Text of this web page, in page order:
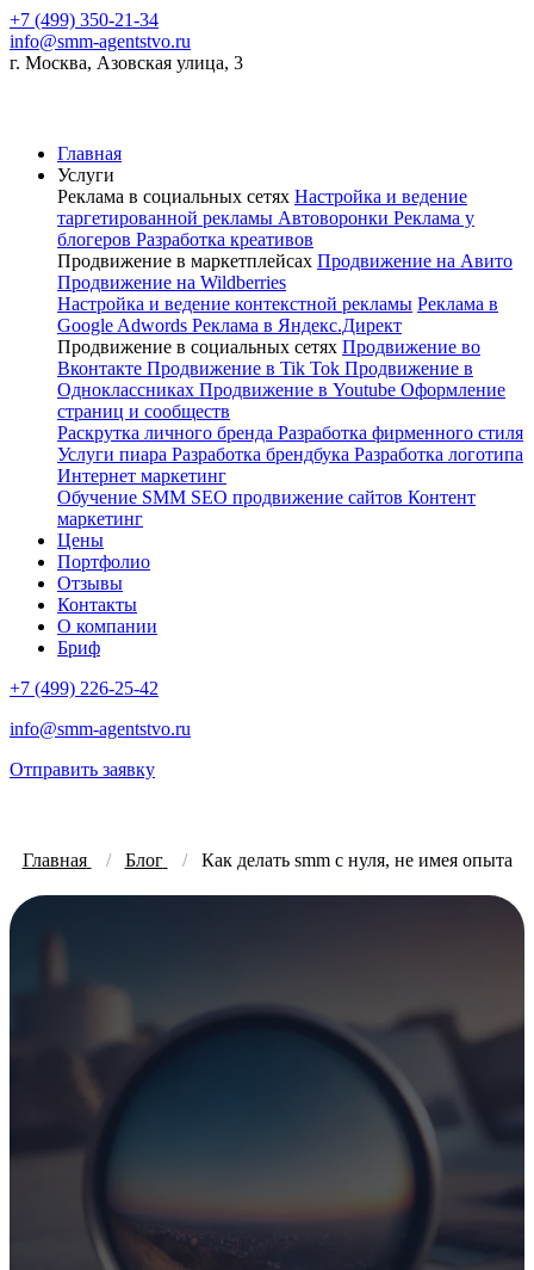
+7 (499) 350-21-34
info@smm-agentstvo.ru
г. Москва, Азовская улица, 3
Главная
Услуги
Реклама в социальных сетях Настройка и ведение
таргетированной рекламы Автоворонки Реклама у
блогеров Разработка креативов
Продвижение в маркетплейсах Продвижение на Авито
Продвижение на Wildberries
Настройка и ведение контекстной рекламы Реклама в
Google Adwords Реклама в Яндекс.Директ
Продвижение в социальных сетях Продвижение во
Вконтакте Продвижение в Tik Tok Продвижение в
Одноклассниках Продвижение в Youtube Оформление
страниц и сообществ
Раскрутка личного бренда Разработка фирменного стиля
Услуги пиара Разработка брендбука Разработка логотипа
Интернет маркетинг
Обучение SMM SEO продвижение сайтов Контент
маркетинг
Цены
Портфолио
Отзывы
Контакты
О компании
Бриф
+7 (499) 226-25-42
info@smm-agentstvo.ru
Отправить заявку
Главная Блог Как делать smm с нуля, не имея опыта